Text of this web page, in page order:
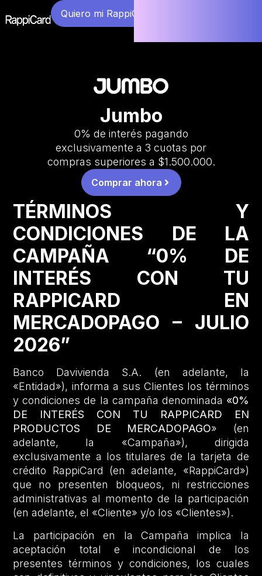
Quiero mi RappiCard
Jumbo
0% de interés pagando
exclusivamente a 3 cuotas por
compras superiores a $1.500.000.
Comprar ahora
TÉRMINOS Y
CONDICIONES DE LA
CAMPAÑA “0% DE
INTERÉS CON TU
RAPPICARD EN
MERCADOPAGO – JULIO
2026”
Banco Davivienda S.A. (en adelante, la
«Entidad»), informa a sus Clientes los términos
y condiciones de la campaña denominada «0%
DE INTERÉS CON TU RAPPICARD EN
PRODUCTOS DE MERCADOPAGO» (en
adelante, la «Campaña»), dirigida
exclusivamente a los titulares de la tarjeta de
crédito RappiCard (en adelante, «RappiCard»)
que no presenten bloqueos, ni restricciones
administrativas al momento de la participación
(en adelante, el «Cliente» y/o los «Clientes»).
La participación en la Campaña implica la
aceptación total e incondicional de los
presentes términos y condiciones, los cuales